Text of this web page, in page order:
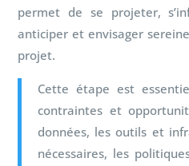
permet de se projeter,
anticiper et envisager
projet.
Cette étape est
contraintes et
données, les outils et
nécessaires, les